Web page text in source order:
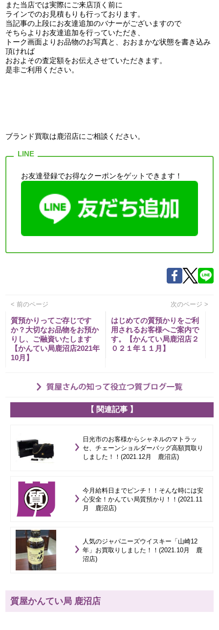
また当店では実際にご来店頂く前に
ラインでのお見積もりも行っております。
当記事の上段にお友達追加のバナーがございますので
そちらよりお友達追加を行っていただき、
トーク画面よりお品物のお写真と、おおまかな状態を書き込み
頂ければ
おおよその査定額をお伝えさせていただきます。
是非ご利用ください。
ブランド買取は鹿沼店にご相談ください。
お友達登録でお得なクーポンをゲットできます！
< 前のページ 次のページ >
質預かりってご存じです
か？大切なお品物をお預か
りし、ご融資いたします
【かんてい局鹿沼店2021年
10月】
はじめての質預かりをご利
用されるお客様へご案内で
す。【かんてい局鹿沼店２
０２１年１１月】
【 関連記事 】
日光市のお客様からシャネルのマトラッ
セ、チェーンショルダーバッグ高額買取り
しました！！(2021.12月 鹿沼店)
今月給料日までピンチ！！そんな時には安
心安全！かんてい局質預かり！！(2021.11
月 鹿沼店)
人気のジャパニーズウイスキー「山崎12
年」お買取りしました！！(2021.10月 鹿
沼店)
質屋かんてい局 鹿沼店